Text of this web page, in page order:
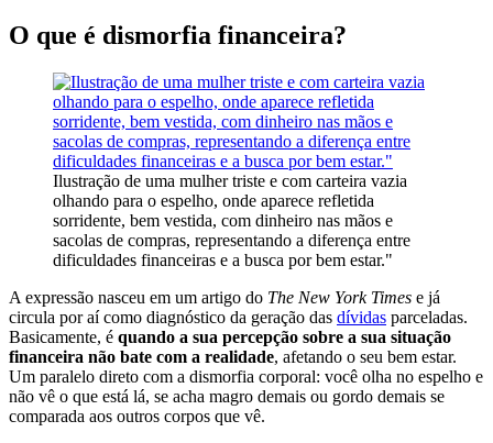
O que é dismorfia financeira?
Ilustração de uma mulher triste e com carteira vazia
olhando para o espelho, onde aparece refletida
sorridente, bem vestida, com dinheiro nas mãos e
sacolas de compras, representando a diferença entre
dificuldades financeiras e a busca por bem estar."
A expressão nasceu em um artigo do The New York Times e já
circula por aí como diagnóstico da geração das dívidas parceladas.
Basicamente, é quando a sua percepção sobre a sua situação
financeira não bate com a realidade, afetando o seu bem estar.
Um paralelo direto com a dismorfia corporal: você olha no espelho e
não vê o que está lá, se acha magro demais ou gordo demais se
comparada aos outros corpos que vê.